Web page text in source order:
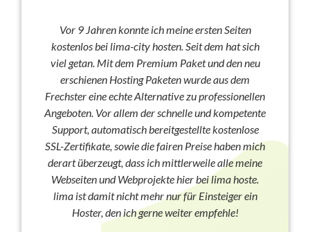
Vor 9 Jahren konnte ich meine ersten Seiten
kostenlos bei lima-city hosten. Seit dem hat sich
viel getan. Mit dem Premium Paket und den neu
erschienen Hosting Paketen wurde aus dem
Frechster eine echte Alternative zu professionellen
Angeboten. Vor allem der schnelle und kompetente
Support, automatisch bereitgestellte kostenlose
SSL-Zertifikate, sowie die fairen Preise haben mich
derart überzeugt, dass ich mittlerweile alle meine
Webseiten und Webprojekte hier bei lima hoste.
lima ist damit nicht mehr nur für Einsteiger ein
Hoster, den ich gerne weiter empfehle!